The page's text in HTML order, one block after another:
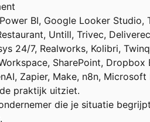
BI, Google Looker Studio,
Untill, Trivec,
24/7, Realworks, Kolibri,
SharePoint, Dropbox
Zapier, Make, n8n,
praktijk uitziet.
die je situatie